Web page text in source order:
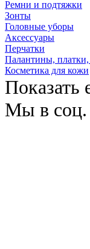
Ремни и подтяжки
Зонты
Головные уборы
Аксессуары
Перчатки
Палантины,
Косметика для кожи
Показать
Мы в соц.